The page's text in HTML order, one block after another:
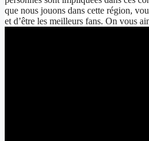
que nous jouons dans cette région,
et d’être les meilleurs fans. On vous